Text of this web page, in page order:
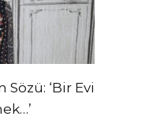
‘Bir Evi